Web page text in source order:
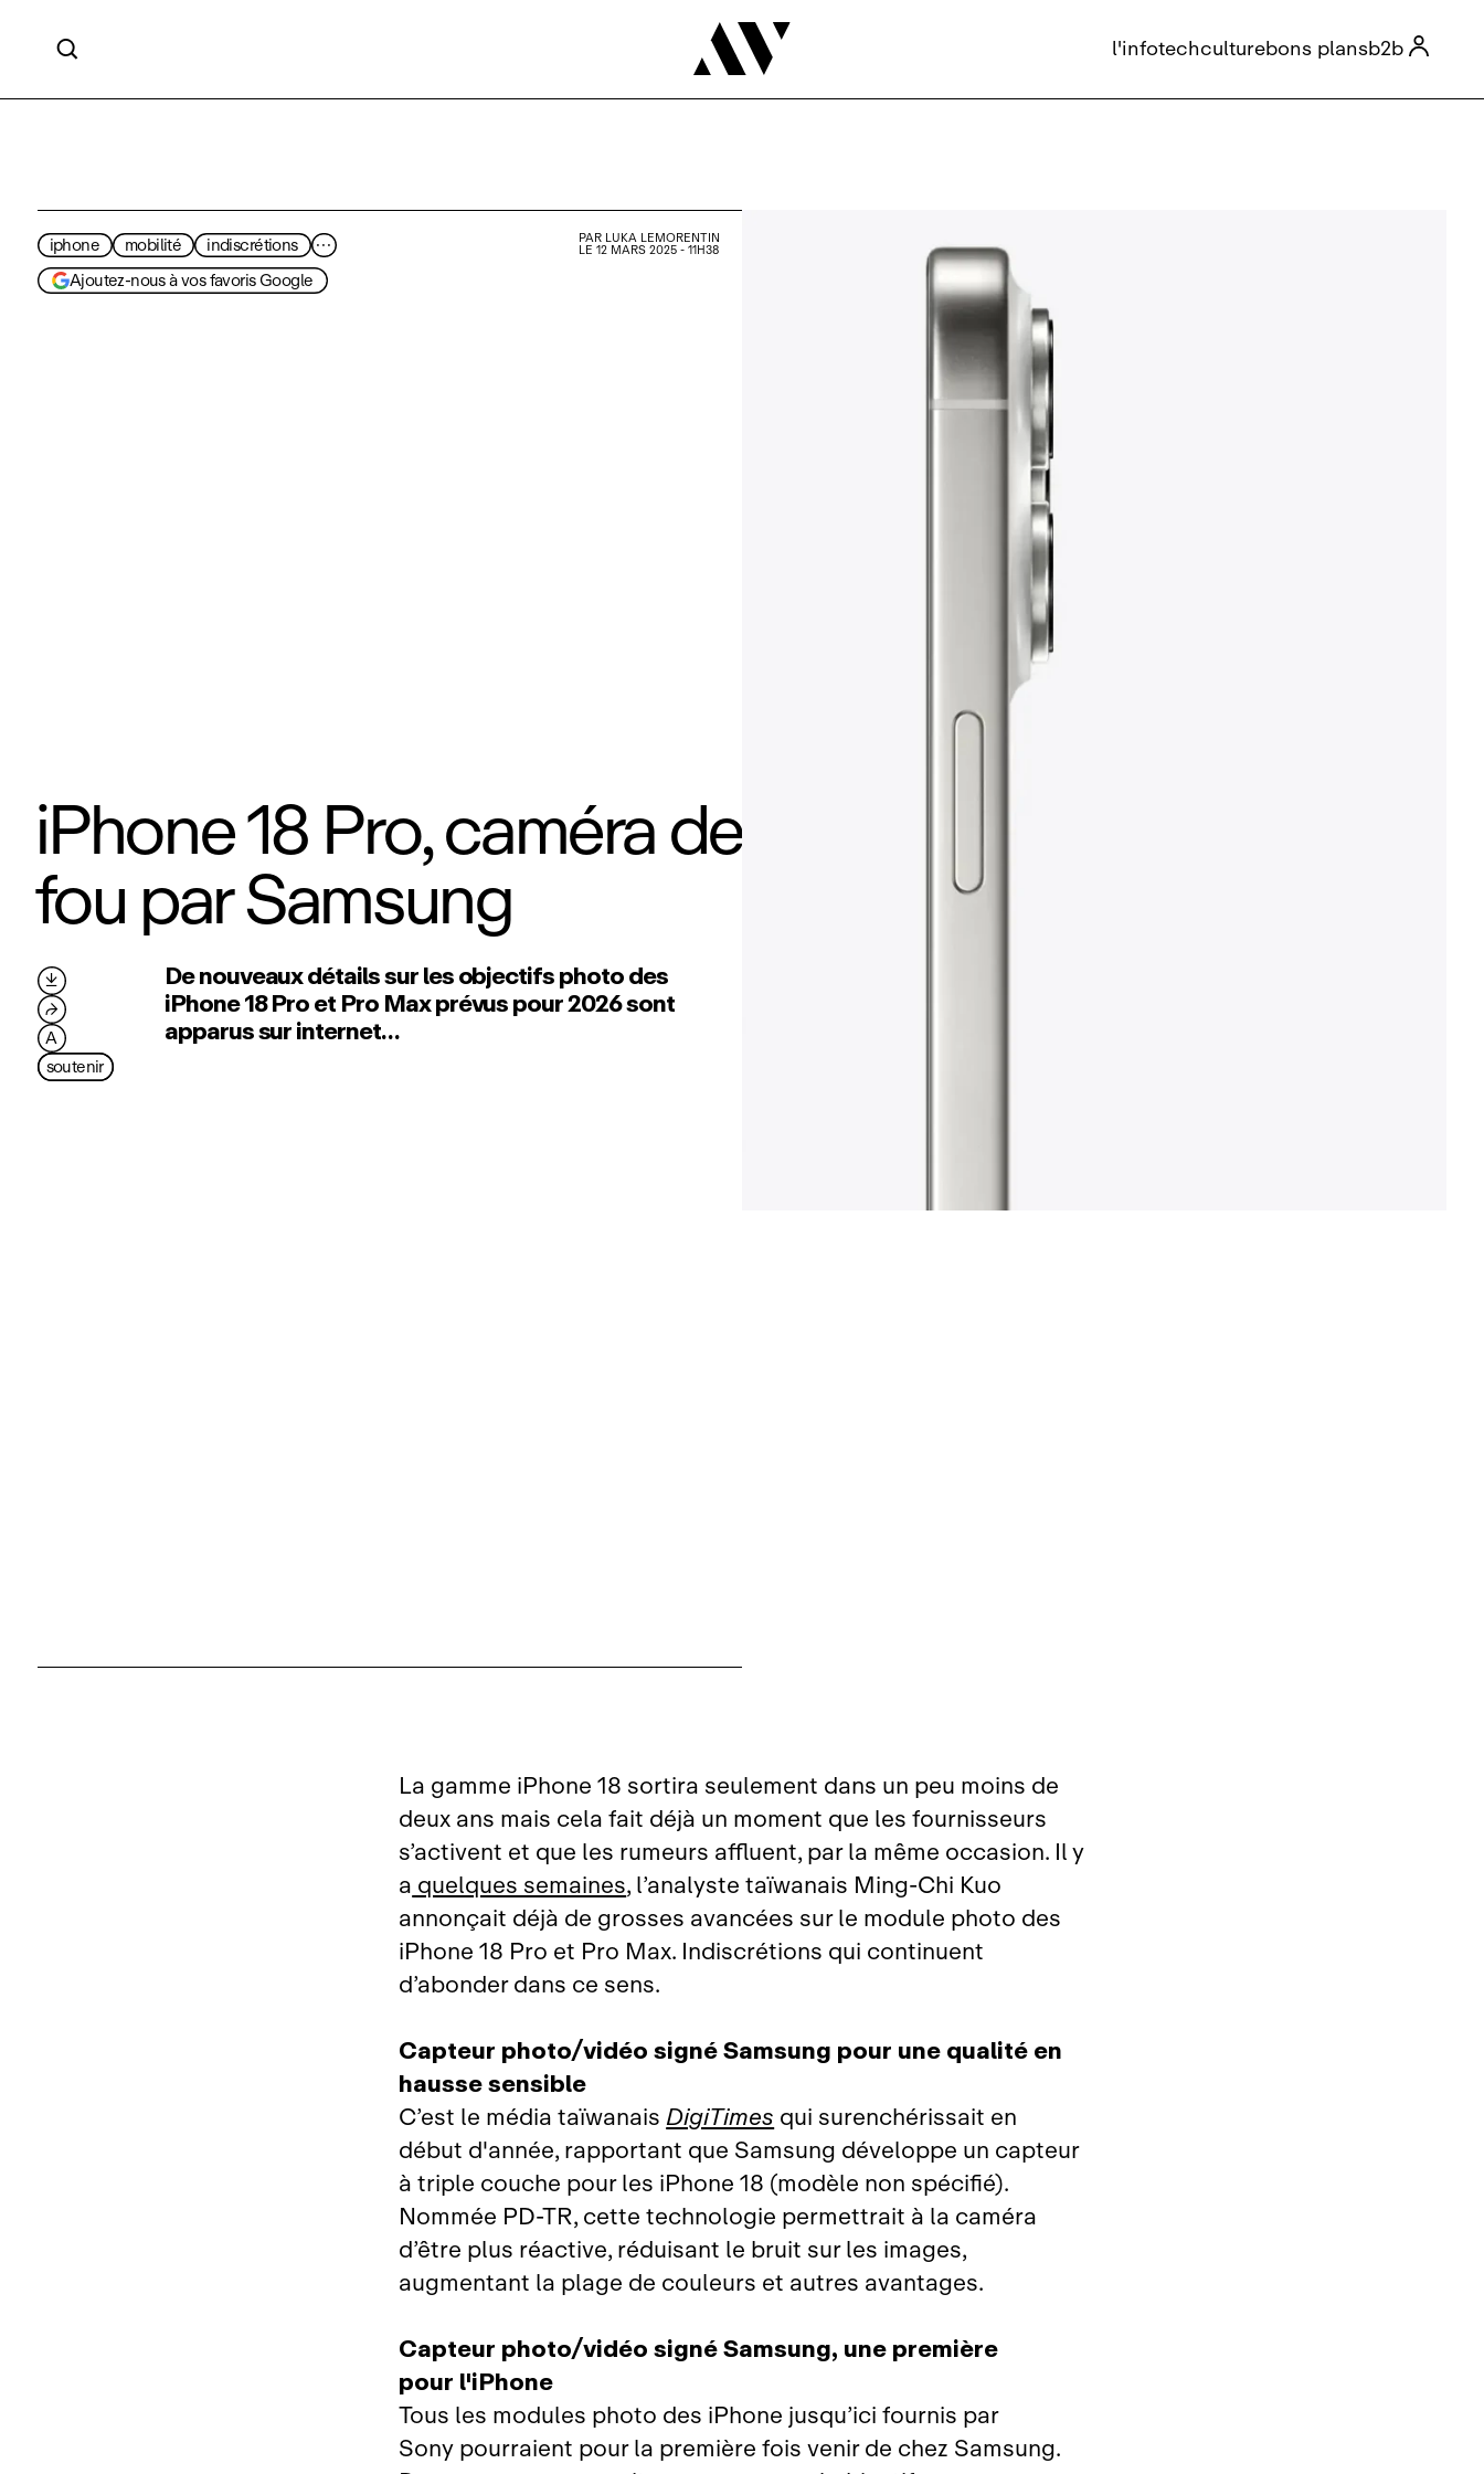

 l'infotechculturebons plansb2b
iphone mobilité indiscrétions
···
Ajoutez-nous à vos favoris Google
PAR LUKA LEMORENTIN
LE 12 MARS 2025 - 11H38
iPhone 18 Pro, caméra de
fou par Samsung
De nouveaux détails sur les objectifs photo des
iPhone 18 Pro et Pro Max prévus pour 2026 sont
apparus sur internet…

⮫
A
soutenir
La gamme iPhone 18 sortira seulement dans un peu moins de
deux ans mais cela fait déjà un moment que les fournisseurs
s’activent et que les rumeurs affluent, par la même occasion. Il y
a quelques semaines, l’analyste taïwanais Ming‑Chi Kuo
annonçait déjà de grosses avancées sur le module photo des
iPhone 18 Pro et Pro Max. Indiscrétions qui continuent
d’abonder dans ce sens.
Capteur photo/vidéo signé Samsung pour une qualité en
hausse sensible
C’est le média taïwanaisDigiTimes qui surenchérissait en
début d'année, rapportant que Samsung développe un capteur
à triple couche pour les iPhone 18 (modèle non spécifié).
Nommée PD‑TR, cette technologie permettrait à la caméra
d’être plus réactive, réduisant le bruit sur les images,
augmentant la plage de couleurs et autres avantages.
Capteur photo/vidéo signé Samsung, une première
pour l'iPhone
Tous les modules photo des iPhone jusqu’ici fournis par
Sony pourraient pour la première fois venir de chez Samsung.